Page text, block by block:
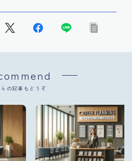
らの記事もどうぞ